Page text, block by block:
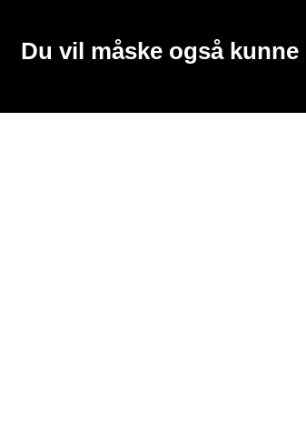
Du vil måske også kunne